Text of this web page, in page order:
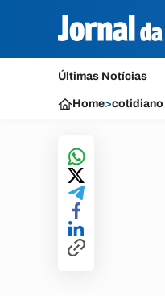
Últimas Notícias
Home>cotidiano